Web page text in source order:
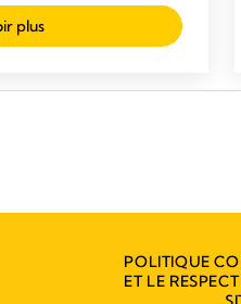
plus
POLITIQUE
ET LE